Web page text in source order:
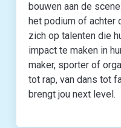
bouwen aan de
het podium of achter
zich op talenten die
impact te maken in
maker, sporter of
tot rap, van dans tot
brengt jou next level.